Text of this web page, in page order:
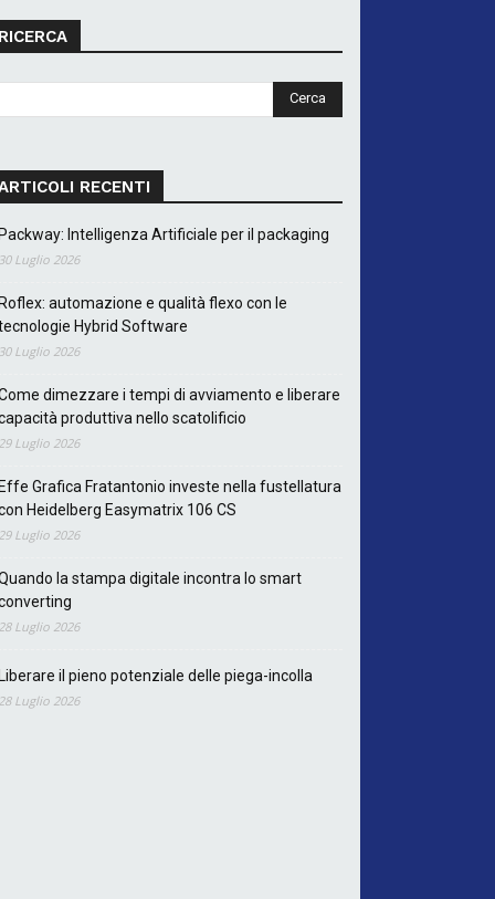
RECENTI
Intelligenza Artificiale per il packaging
Luglio 2026
automazione e qualità flexo con le
Hybrid Software
Luglio 2026
dimezzare i tempi di avviamento e liberare
produttiva nello scatolificio
Luglio 2026
Grafica Fratantonio investe nella fustellatura
Heidelberg Easymatrix 106 CS
Luglio 2026
la stampa digitale incontra lo smart
Luglio 2026
il pieno potenziale delle piega-incolla
Luglio 2026